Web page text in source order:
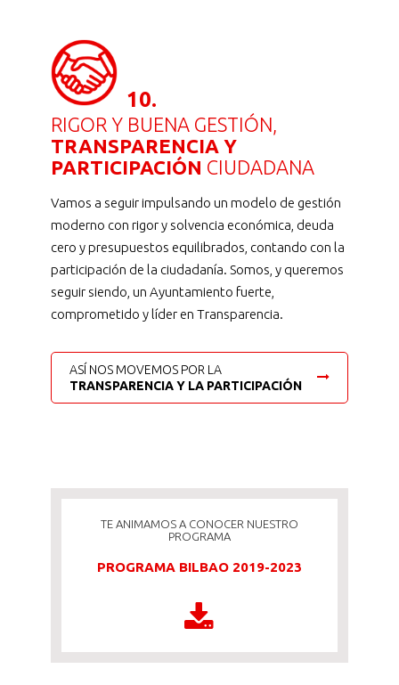
10.
RIGOR Y BUENA GESTIÓN,
TRANSPARENCIA Y
PARTICIPACIÓN CIUDADANA
Vamos a seguir impulsando un modelo de gestión
moderno con rigor y solvencia económica, deuda
cero y presupuestos equilibrados, contando con la
participación de la ciudadanía. Somos, y queremos
seguir siendo, un Ayuntamiento fuerte,
comprometido y líder en Transparencia.
ASÍ NOS MOVEMOS POR LA
TRANSPARENCIA Y LA PARTICIPACIÓN
TE ANIMAMOS A CONOCER NUESTRO
PROGRAMA
PROGRAMA BILBAO 2019-2023